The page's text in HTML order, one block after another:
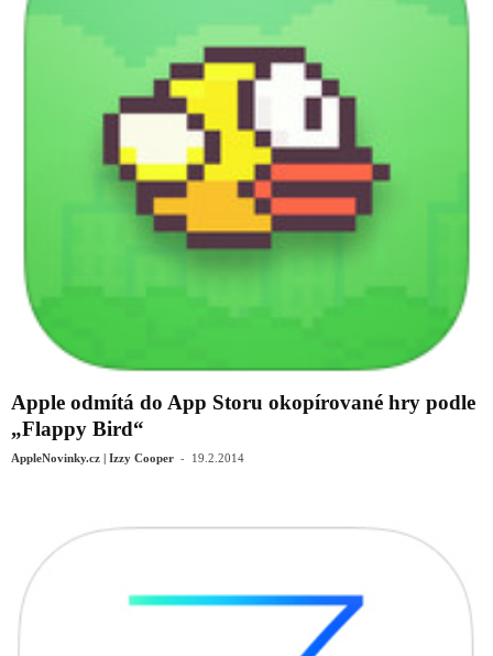
Apple odmítá do App Storu okopírované hry podle
„Flappy Bird“
AppleNovinky.cz | Izzy Cooper - 19.2.2014